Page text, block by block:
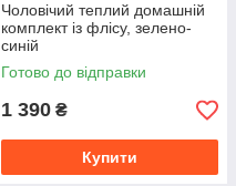
Чоловічий теплий домашній
комплект із флісу, зелено-
синій
Готово до відправки
1 390 ₴
Купити